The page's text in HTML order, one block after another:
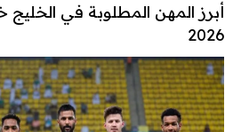
أبرز المهن المطلوبة في
2026